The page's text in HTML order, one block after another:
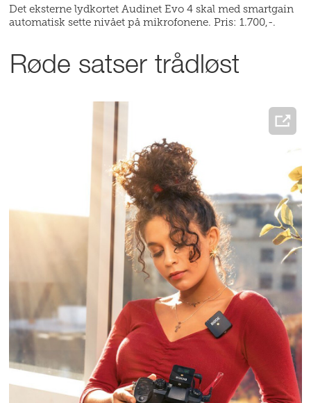
Det eksterne lydkortet Audinet Evo 4 skal med smartgain
automatisk sette nivået på mikrofonene. Pris: 1.700,-.
Røde satser trådløst